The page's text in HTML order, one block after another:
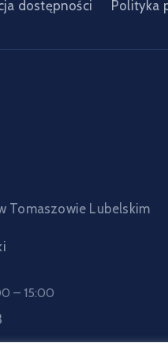
dostępności Polityka
Tomaszowie Lubelskim
– 15:00